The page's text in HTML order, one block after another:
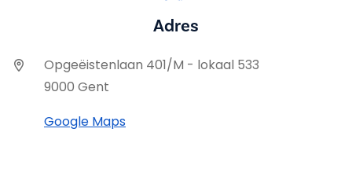
Adres
Opgeëistenlaan 401/M - lokaal 533
9000 Gent
Google Maps